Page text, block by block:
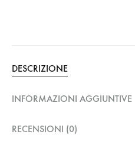
DESCRIZIONE
INFORMAZIONI AGGIUNTIVE
RECENSIONI (0)